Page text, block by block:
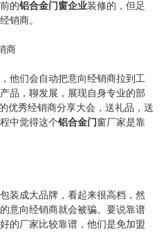
的铝合金门窗企业装修的，但足
销商。
商
他们会自动把意向经销商拉到工
品，聊发展，展现自身专业的部
优秀经销商分享大会，送礼品，送
中觉得这个铝合金门 窗厂家是靠
装成大品牌，看起来很高档，然
意向经销商就会被骗。要说靠谱
的厂家比较靠谱，他们是免加盟